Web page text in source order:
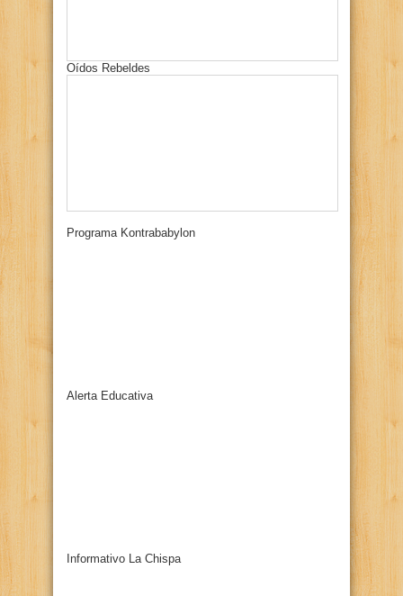
Oídos Rebeldes
Programa Kontrababylon
Alerta Educativa
Informativo La Chispa